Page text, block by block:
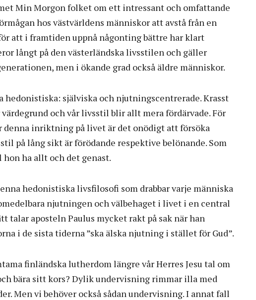
Min Morgon folket om ett intressant och omfattande
hos västvärldens människor att avstå från en
att i framtiden uppnå någonting bättre har klart
långt på den västerländska livsstilen och gäller
men i ökande grad också äldre människor.
själviska och njutningscentrerade. Krasst
och vår livsstil blir allt mera fördärvade. För
denna inriktning på livet är det onödigt att försöka
på lång sikt är förödande respektive belönande. Som
hon ha allt och det genast.
hedonistiska livsfilosofi som drabbar varje människa
njutningen och välbehaget i livet i en central
talar aposteln Paulus mycket rakt på sak när han
i de sista tiderna ”ska älska njutning i stället för Gud”.
finländska lutherdom längre vår Herres Jesu tal om
bära sitt kors? Dylik undervisning rimmar illa med
Men vi behöver också sådan undervisning. I annat fall